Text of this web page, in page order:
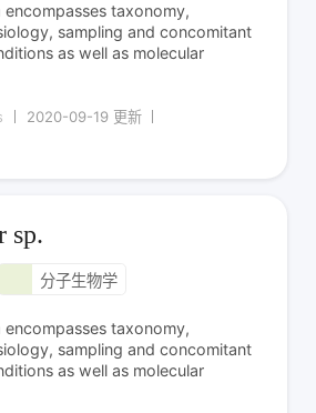
taxonomy,
sampling and concomitant
as well as molecular
2020-09-19 更新
sp.
分子生物学
taxonomy,
sampling and concomitant
as well as molecular